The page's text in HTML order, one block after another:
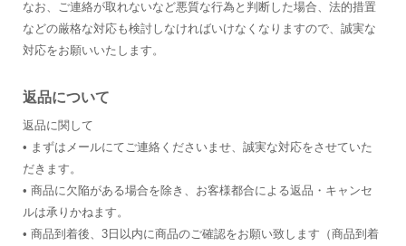
なお、ご連絡が取れないなど悪質な行為と判断した場合、法的措置
などの厳格な対応も検討しなければいけなくなりますので、誠実な
対応をお願いいたします。
返品について
返品に関して
• まずはメールにてご連絡くださいませ、誠実な対応をさせていた
だきます。
• 商品に欠陥がある場合を除き、お客様都合による返品・キャンセ
ルは承りかねます。
• 商品到着後、3日以内に商品のご確認をお願い致します（商品到着